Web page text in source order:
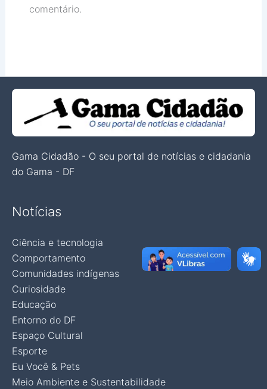
comentário.
Gama Cidadão - O seu portal de notícias e cidadania
do Gama - DF
Notícias
Ciência e tecnologia
Comportamento
Comunidades indígenas
Curiosidade
Educação
Entorno do DF
Espaço Cultural
Esporte
Eu Você & Pets
Meio Ambiente e Sustentabilidade